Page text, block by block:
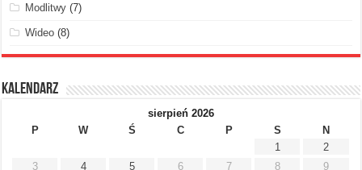
Modlitwy (7)
Wideo (8)
Kalendarz
sierpień 2026
P
W Ś C P S
N
1
2
3
4 5 6 7 8
9